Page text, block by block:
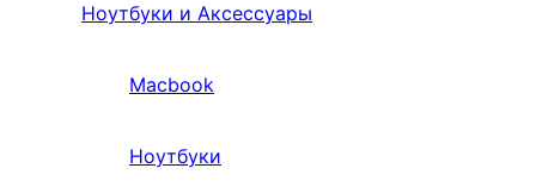
Ноутбуки и Аксессуары
Macbook
Ноутбуки